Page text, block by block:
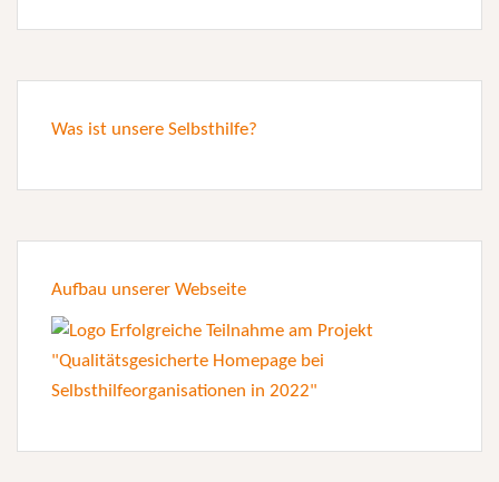
Was ist unsere Selbsthilfe?
Aufbau unserer Webseite